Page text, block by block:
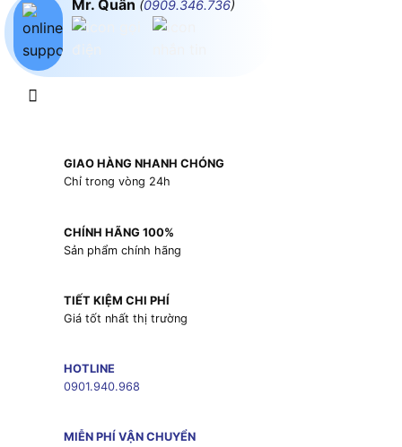
Mr. Quân (0909.346.736)
GIAO HÀNG NHANH CHÓNG
Chỉ trong vòng 24h
CHÍNH HÃNG 100%
Sản phẩm chính hãng
TIẾT KIỆM CHI PHÍ
Giá tốt nhất thị trường
HOTLINE
0901.940.968
MIỄN PHÍ VẬN CHUYỂN